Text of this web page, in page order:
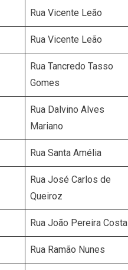
Rua Vicente Leão
Rua Vicente Leão
Rua Tancredo Tasso
Gomes
Rua Dalvino Alves
Mariano
Rua Santa Amélia
Rua José Carlos de
Queiroz
Rua João Pereira Costa
Rua Ramão Nunes